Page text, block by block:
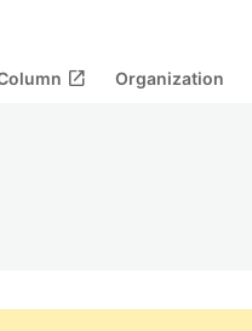
open_in_new Organization